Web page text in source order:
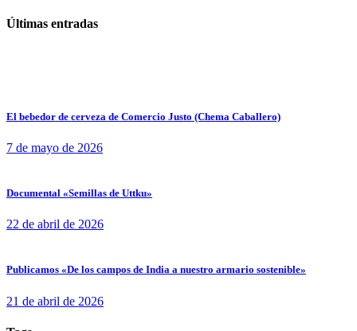
Últimas entradas
El bebedor de cerveza de Comercio Justo (Chema Caballero)
7 de mayo de 2026
Documental «Semillas de Uttku»
22 de abril de 2026
Publicamos «De los campos de India a nuestro armario sostenible»
21 de abril de 2026